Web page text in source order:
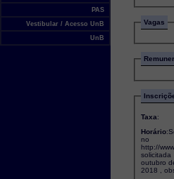
PAS
Vestibular / Acesso UnB
UnB
Vagas
Taxa:
Horário
no
http://
outubro de 2018
2018 ,